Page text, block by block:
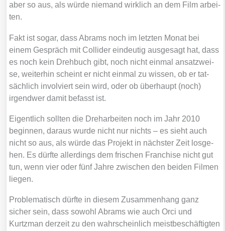
aber so aus, als wür­de nie­mand wirk­lich an dem Film arbei­
ten.
Fakt ist sogar, dass Abrams noch im letz­ten Monat bei
einem Gespräch mit Col­l­i­der ein­deu­tig aus­ge­sagt hat, dass
es noch kein Dreh­buch gibt, noch nicht ein­mal ansatz­wei­
se, wei­ter­hin scheint er nicht ein­mal zu wis­sen, ob er tat­
säch­lich invol­viert sein wird, oder ob über­haupt (noch)
irgend­wer damit befasst ist.
Eigent­lich soll­ten die Dreh­ar­bei­ten noch im Jahr 2010
begin­nen, dar­aus wur­de nicht nur nichts – es sieht auch
nicht so aus, als wür­de das Pro­jekt in nächs­ter Zeit los­ge­
hen. Es dürf­te aller­dings dem fri­schen Fran­chise nicht gut
tun, wenn vier oder fünf Jah­re zwi­schen den bei­den Fil­men
lie­gen.
Pro­ble­ma­tisch dürf­te in die­sem Zusam­men­hang ganz
sicher sein, dass sowohl Abrams wie auch Orci und
Kurtzman der­zeit zu den wahr­schein­lich meist­be­schäf­tig­ten